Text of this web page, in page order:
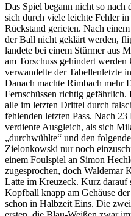
Das Spiel begann nicht so nach
sich durch viele leichte Fehler
Rückstand gerieten. Nach
der Ball nicht geklärt werden,
landete bei einem Stürmer aus
am Torschuss gehindert
verwandelte der Tabellenletzte
Danach machte Rimbach mehr
Fernschüssen richtig
alle im letzten Drittel durch
fehlenden letzten Pass. Nach
verdiente Ausgleich, als sich
„durchwühlte“ und den
Zielonkowski nur noch
einem Foulspiel an Simon
zugesprochen, doch Waldemar
Latte im Kreuzeck. Kurz darauf
Kopfball knapp am Gehäuse
schon in Halbzeit Eins. Die